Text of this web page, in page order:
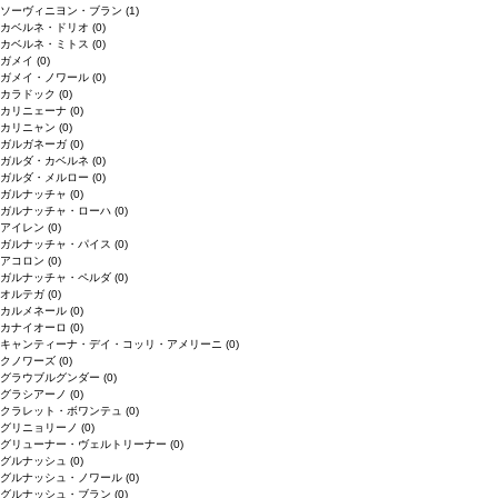
ソーヴィニヨン・ブラン (1)
カベルネ・ドリオ (0)
カベルネ・ミトス (0)
ガメイ (0)
ガメイ・ノワール (0)
カラドック (0)
カリニェーナ (0)
カリニャン (0)
ガルガネーガ (0)
ガルダ・カベルネ (0)
ガルダ・メルロー (0)
ガルナッチャ (0)
ガルナッチャ・ローハ (0)
アイレン (0)
ガルナッチャ・パイス (0)
アコロン (0)
ガルナッチャ・ペルダ (0)
オルテガ (0)
カルメネール (0)
カナイオーロ (0)
キャンティーナ・デイ・コッリ・アメリーニ (0)
クノワーズ (0)
グラウブルグンダー (0)
グラシアーノ (0)
クラレット・ボワンテュ (0)
グリニョリーノ (0)
グリューナー・ヴェルトリーナー (0)
グルナッシュ (0)
グルナッシュ・ノワール (0)
グルナッシュ・ブラン (0)